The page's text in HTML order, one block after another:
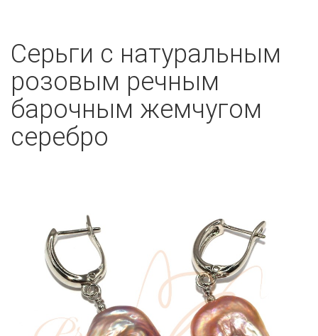
Серьги с натуральным
розовым речным
барочным жемчугом
серебро